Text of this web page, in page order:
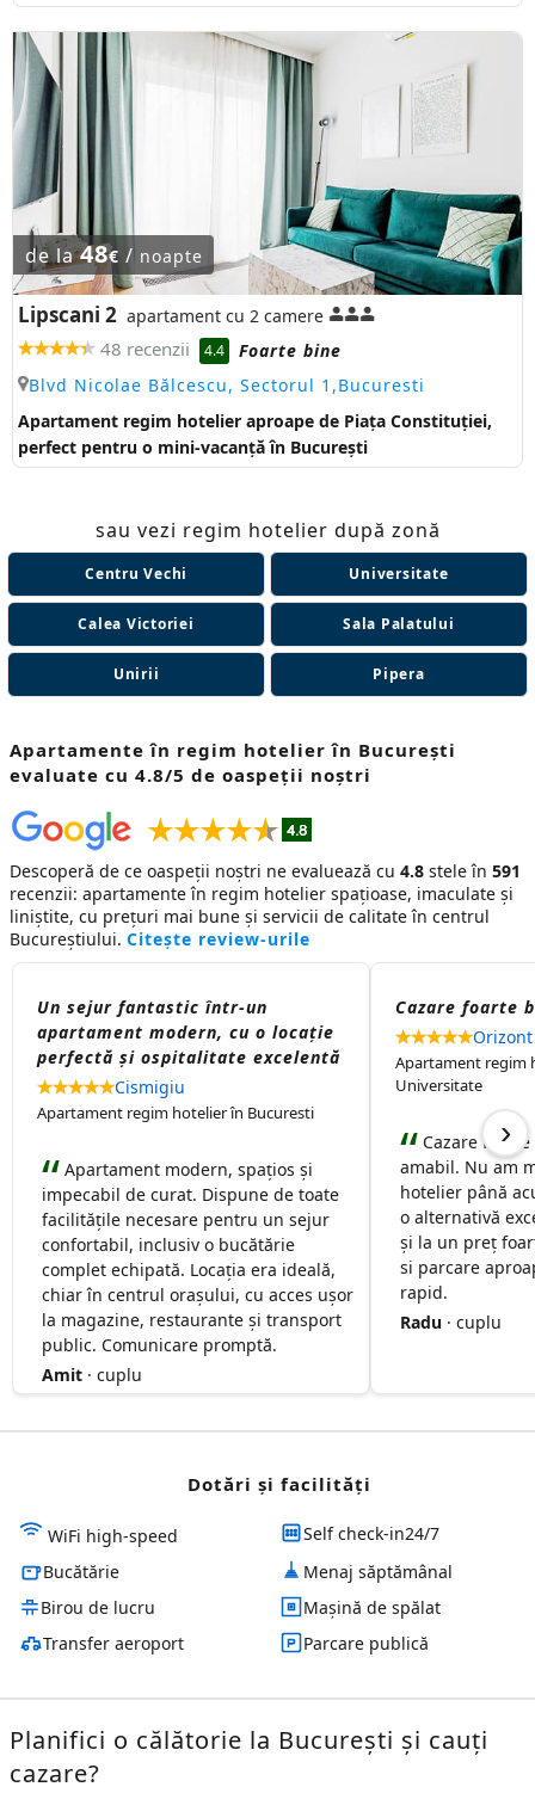
de la48€ / noapte
Lipscani 2 apartament cu 2 camere
48 recenzii 4.4
Foarte bine
Blvd Nicolae Bălcescu, Sectorul 1,Bucuresti
Apartament regim hotelier aproape de Piața Constituției,
perfect pentru o mini-vacanță în București
sau vezi regim hotelier după zonă
Centru Vechi Universitate
Calea Victoriei Sala Palatului
Unirii Pipera
Apartamente în regim hotelier în București
evaluate cu 4.8/5 de oaspeții noștri
Descoperă de ce oaspeții noștri ne evaluează cu 4.8 stele în 591
recenzii: apartamente în regim hotelier spațioase, imaculate și
liniștite, cu prețuri mai bune și servicii de calitate în centrul
Bucureștiului. Citește review-urile
Un sejur fantastic într-un
apartament modern, cu o locație
perfectă și ospitalitate excelentă
Cismigiu
Apartament regim hotelier în Bucuresti
Apartament modern, spațios și
impecabil de curat. Dispune de toate
facilitățile necesare pentru un sejur
confortabil, inclusiv o bucătărie
complet echipată. Locația era ideală,
chiar în centrul orașului, cu acces ușor
la magazine, restaurante și transport
public. Comunicare promptă.
Amit · cuplu
Cazare foarte
Orizont
Apartament regim
Universitate
Cazare
amabil. Nu am
hotelier până
o alternativă
și la un preț
si parcare
rapid.
Radu · cuplu
›
Dotări și facilităţi
WiFi high-speed
Self check-in24/7
Bucătărie
Menaj săptămânal
Birou de lucru
Mașină de spălat
Transfer aeroport
Parcare publică
Planifici o călătorie la București și cauți
cazare?